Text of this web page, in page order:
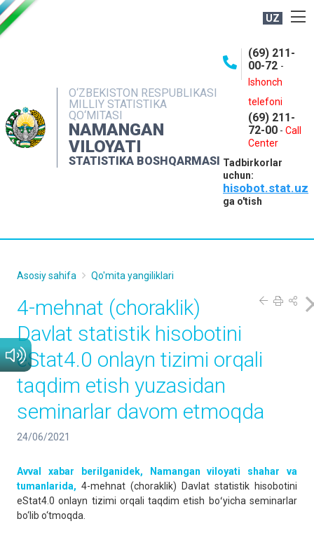
UZ
O‘ZBEKISTON RESPUBLIKASI
MILLIY STATISTIKA
QO‘MITASI
NAMANGAN
VILOYATI
STATISTIKA BOSHQARMASI
(69) 211-
00-72 -
Ishonch
telefoni
(69) 211-
72-00 - Call
Center
Tadbirkorlar
uchun:
hisobot.stat.uz
ga o'tish
NASHRLAR
INTERAKTIV XIZMATLAR
MATBUOT XIZMATI
MUROJAATLAR
Asosiy sahifa Qo'mita yangiliklari
4-mehnat (choraklik)
Davlat statistik hisobotini
eStat4.0 onlayn tizimi orqali
taqdim etish yuzasidan
seminarlar davom etmoqda
24/06/2021
Avval xabar berilganidek, Namangan viloyati shahar va
tumanlarida, 4-mehnat (choraklik) Davlat statistik hisobotini
eStat4.0 onlayn tizimi orqali taqdim etish boʻyicha seminarlar
bo‘lib o‘tmoqda.